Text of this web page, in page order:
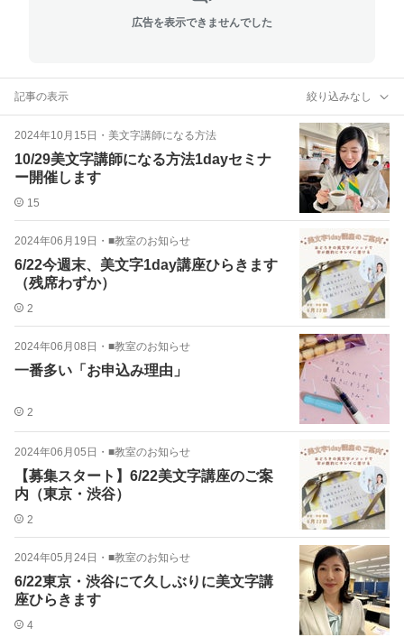
広告を表示できませんでした
記事の表示 絞り込みなし
2024年10月15日 ・ 美文字講師になる方法
10/29美文字講師になる方法1dayセミナ
ー開催します
15
2024年06月19日 ・ ■教室のお知らせ
6/22今週末、美文字1day講座ひらきます
（残席わずか）
2
2024年06月08日 ・ ■教室のお知らせ
一番多い「お申込み理由」
2
2024年06月05日 ・ ■教室のお知らせ
【募集スタート】6/22美文字講座のご案
内（東京・渋谷）
2
2024年05月24日 ・ ■教室のお知らせ
6/22東京・渋谷にて久しぶりに美文字講
座ひらきます
4